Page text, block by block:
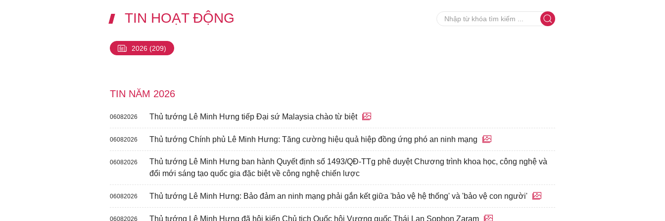
TIN HOẠT ĐỘNG
2026 (209)
TIN NĂM 2026
06082026 Thủ tướng Lê Minh Hưng tiếp Đại sứ Malaysia chào từ biệt
06082026 Thủ tướng Chính phủ Lê Minh Hưng: Tăng cường hiệu quả hiệp đồng ứng phó an ninh mạng
06082026
Thủ tướng Lê Minh Hưng ban hành Quyết định số 1493/QĐ-TTg phê duyệt Chương trình khoa học, công nghệ và
đổi mới sáng tạo quốc gia đặc biệt về công nghệ chiến lược
06082026 Thủ tướng Lê Minh Hưng: Bảo đảm an ninh mạng phải gắn kết giữa 'bảo vệ hệ thống' và 'bảo vệ con người'
06082026 Thủ tướng Lê Minh Hưng đã hội kiến Chủ tịch Quốc hội Vương quốc Thái Lan Sophon Zaram